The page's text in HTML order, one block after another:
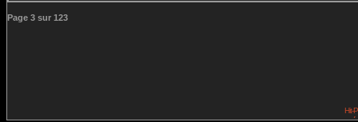
Page 3 sur 123